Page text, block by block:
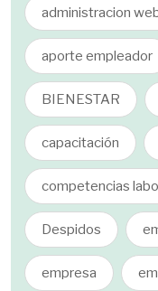
administracion
aporte empleador
BIENESTAR
capacitación
competencias
Despidos
empresa